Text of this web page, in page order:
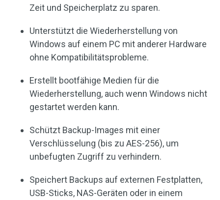
Zeit und Speicherplatz zu sparen.
Unterstützt die Wiederherstellung von
Windows auf einem PC mit anderer Hardware
ohne Kompatibilitätsprobleme.
Erstellt bootfähige Medien für die
Wiederherstellung, auch wenn Windows nicht
gestartet werden kann.
Schützt Backup-Images mit einer
Verschlüsselung (bis zu AES-256), um
unbefugten Zugriff zu verhindern.
Speichert Backups auf externen Festplatten,
USB-Sticks, NAS-Geräten oder in einem